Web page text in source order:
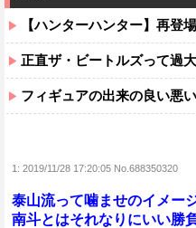
【ハンターハンター】再登
正直ザ・ビートルズって過
フィギュアの出来の良い悪
1: 2019/11/28 17:20:05 No.688350320
泰山流って噛ませのイメー
南斗とはそれなりにいい勝